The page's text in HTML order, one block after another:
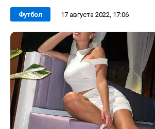
Футбол 17 августа 2022, 17:06